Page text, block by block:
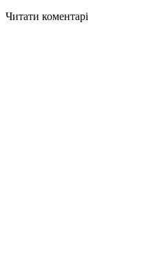
Читати коментарі